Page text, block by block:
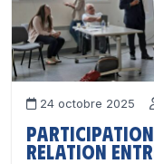
24 octobre 2025
Participation
Relation